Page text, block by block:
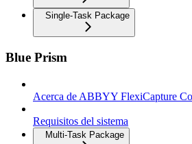
Single-Task Package
Blue Prism
Acerca de ABBYY FlexiCapture
Requisitos del sistema
Multi-Task Package